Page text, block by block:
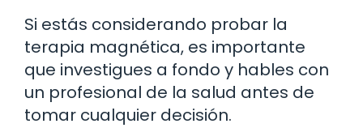
Si estás considerando probar la
terapia magnética, es importante
que investigues a fondo y hables con
un profesional de la salud antes de
tomar cualquier decisión.